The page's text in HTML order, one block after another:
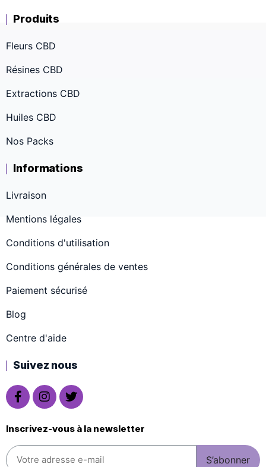
Produits
Fleurs CBD
Résines CBD
Extractions CBD
Huiles CBD
Nos Packs
Informations
Livraison
Mentions légales
Conditions d'utilisation
Conditions générales de ventes
Paiement sécurisé
Blog
Centre d'aide
Suivez nous
Inscrivez-vous à la newsletter
S’abonner